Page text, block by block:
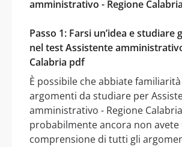
amministrativo - Regione
Passo 1: Farsi un’idea e studiare
nel test Assistente
Calabria pdf
È possibile che abbiate
argomenti da studiare per
amministrativo - Regione
probabilmente ancora non avete
comprensione di tutti gli